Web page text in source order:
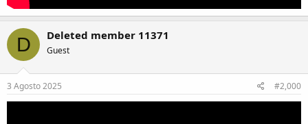
D Deleted member 11371
Guest
3 Agosto 2025 #2,000